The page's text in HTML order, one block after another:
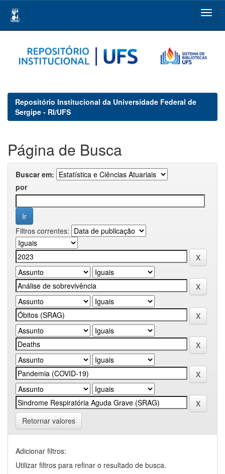
navigation
Repositório Institucional da Universidade Federal de
Sergipe - RI/UFS
Página de Busca
Buscar em:
por
Filtros correntes:
Retornar valores
Adicionar filtros:
Utilizar filtros para refinar o resultado de busca.